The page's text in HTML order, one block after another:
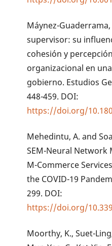
Máynez-
supervisor: su
cohesión y
organizacional en
gobierno. Estudios
448-459. DOI:
https://doi.org/
Mehedintu, A. and
SEM-Neural
M-Commerce
the COVID-19
299. DOI:
https://doi.org/
Moorthy, K., Suet-